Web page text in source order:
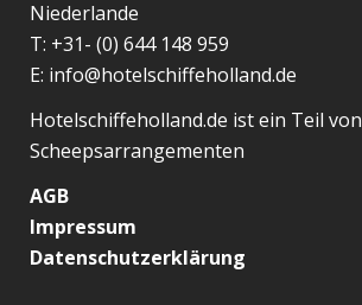
Niederlande
T: +31- (0) 644 148 959
E: info@hotelschiffeholland.de
Hotelschiffeholland.de ist ein Teil von
Scheepsarrangementen
AGB
Impressum
Datenschutzerklärung